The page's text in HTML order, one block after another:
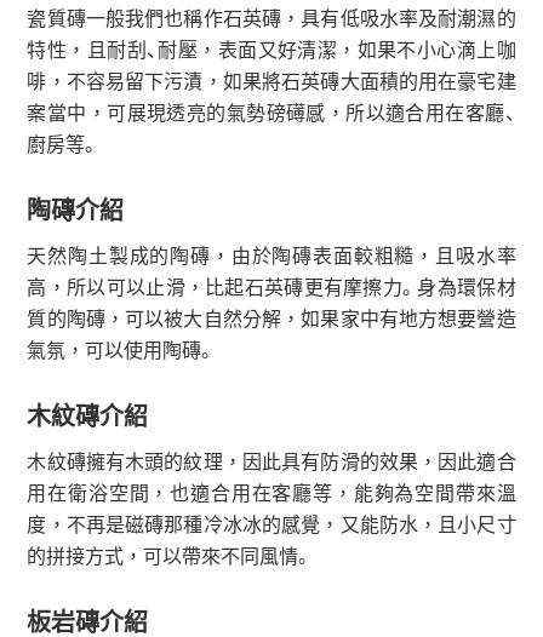
瓷質磚一般我們也稱作石英磚，具有低吸水率及耐潮濕的
特性，且耐刮、耐壓，表面又好清潔，如果不小心滴上咖
啡，不容易留下污漬，如果將石英磚大面積的用在豪宅建
案當中，可展現透亮的氣勢磅礡感，所以適合用在客廳、
廚房等。
陶磚介紹
天然陶土製成的陶磚，由於陶磚表面較粗糙，且吸水率
高，所以可以止滑，比起石英磚更有摩擦力。身為環保材
質的陶磚，可以被大自然分解，如果家中有地方想要營造
氣氛，可以使用陶磚。
木紋磚介紹
木紋磚擁有木頭的紋理，因此具有防滑的效果，因此適合
用在衛浴空間，也適合用在客廳等，能夠為空間帶來溫
度，不再是磁磚那種冷冰冰的感覺，又能防水，且小尺寸
的拼接方式，可以帶來不同風情。
板岩磚介紹